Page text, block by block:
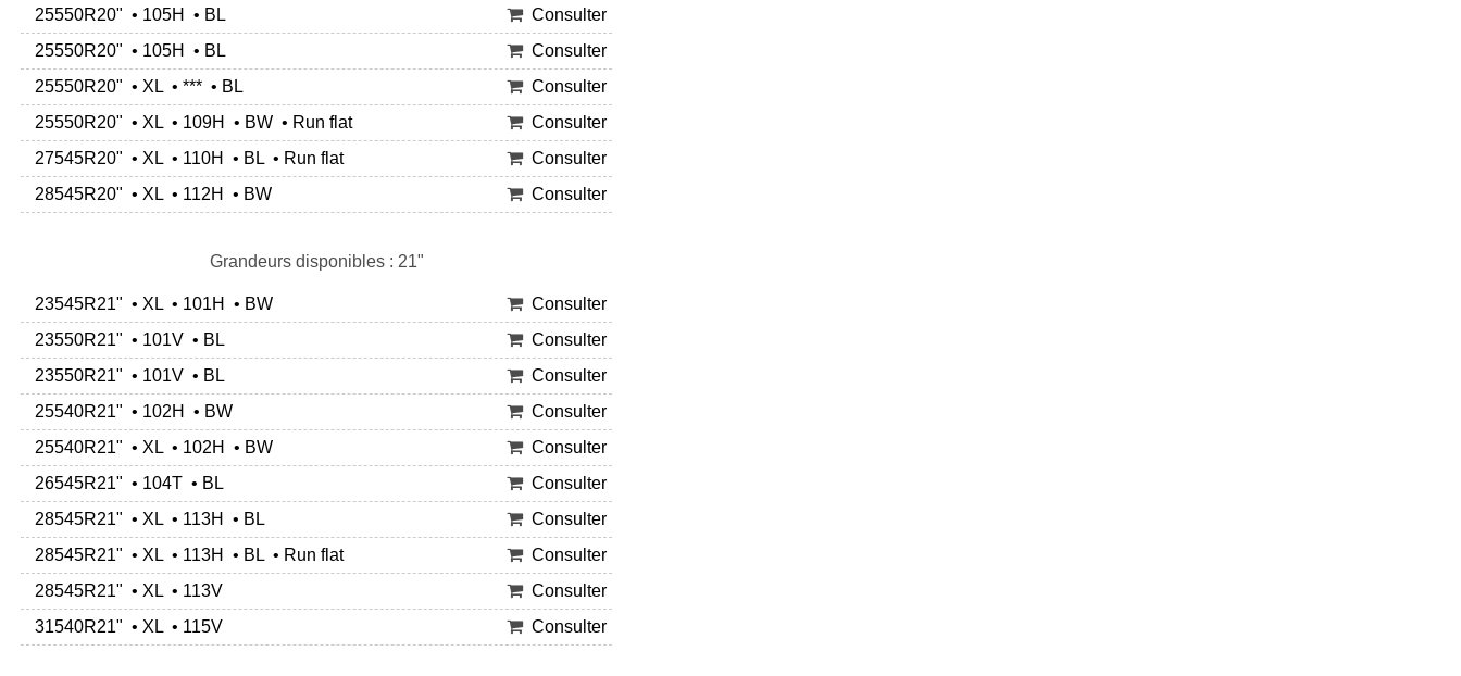
25550R20" • 105H • BL
Consulter
25550R20" • 105H • BL
Consulter
25550R20" • XL • *** • BL
Consulter
25550R20" • XL • 109H • BW • Run flat
Consulter
27545R20" • XL • 110H • BL • Run flat
Consulter
28545R20" • XL • 112H • BW
Consulter
Grandeurs disponibles : 21"
23545R21" • XL • 101H • BW
Consulter
23550R21" • 101V • BL
Consulter
23550R21" • 101V • BL
Consulter
25540R21" • 102H • BW
Consulter
25540R21" • XL • 102H • BW
Consulter
26545R21" • 104T • BL
Consulter
28545R21" • XL • 113H • BL
Consulter
28545R21" • XL • 113H • BL • Run flat
Consulter
28545R21" • XL • 113V
Consulter
31540R21" • XL • 115V
Consulter